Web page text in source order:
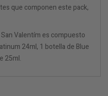
que componen este pack,
Valentím es compuesto
24ml, 1 botella de Blue
25ml.